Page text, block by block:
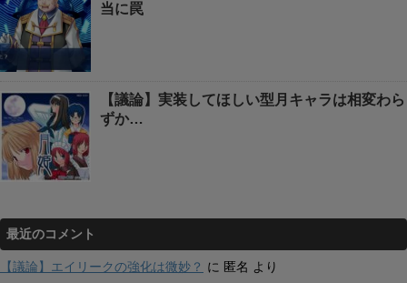
当に罠
【議論】実装してほしい型月キャラは相変わら
ずか…
最近のコメント
【議論】エイリークの強化は微妙？ に 匿名 より